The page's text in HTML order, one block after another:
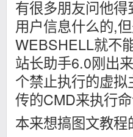
有很多朋友问他
用户信息什么的,
WEBSHELL就不
站长助手6.0刚出
个禁止执行的虚
传的CMD来执行
本来想搞图文教